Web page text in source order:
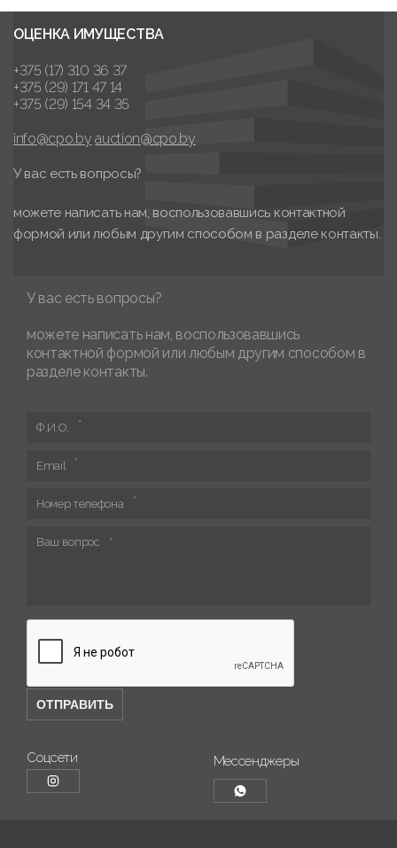
ОЦЕНКА ИМУЩЕСТВА
+375 (17) 310 36 37
+375 (29) 171 47 14
+375 (29) 154 34 35
info@cpo.by auction@cpo.by
У вас есть вопросы?
можете написать нам, воспользовавшись контактной
формой или любым другим способом в разделе контакты.
У вас есть вопросы?
можете написать нам, воспользовавшись
контактной формой или любым другим способом в
разделе контакты.
Ф.И.О.
Email
Номер телефона
Ваш вопрос
Соцсети Мессенджеры